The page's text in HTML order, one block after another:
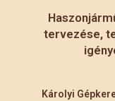
tervezése,
Károlyi